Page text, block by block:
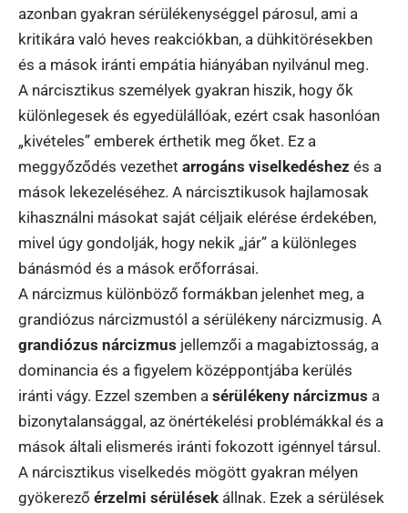
azonban gyakran sérülékenységgel párosul, ami a
kritikára való heves reakciókban, a dühkitörésekben
és a mások iránti empátia hiányában nyilvánul meg.
A nárcisztikus személyek gyakran hiszik, hogy ők
különlegesek és egyedülállóak, ezért csak hasonlóan
„kivételes” emberek érthetik meg őket. Ez a
meggyőződés vezethet arrogáns viselkedéshez és a
mások lekezeléséhez. A nárcisztikusok hajlamosak
kihasználni másokat saját céljaik elérése érdekében,
mivel úgy gondolják, hogy nekik „jár” a különleges
bánásmód és a mások erőforrásai.
A nárcizmus különböző formákban jelenhet meg, a
grandiózus nárcizmustól a sérülékeny nárcizmusig. A
grandiózus nárcizmus jellemzői a magabiztosság, a
dominancia és a figyelem középpontjába kerülés
iránti vágy. Ezzel szemben a sérülékeny nárcizmus a
bizonytalansággal, az önértékelési problémákkal és a
mások általi elismerés iránti fokozott igénnyel társul.
A nárcisztikus viselkedés mögött gyakran mélyen
gyökerező érzelmi sérülések állnak. Ezek a sérülések